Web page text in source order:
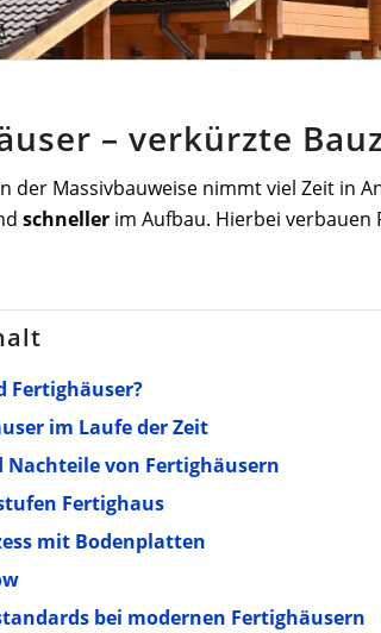
– verkürzte
der Massivbauweise nimmt viel Zeit in
schneller im Aufbau. Hierbei
Fertighäuser?
im Laufe der Zeit
Nachteile von Fertighäusern
Fertighaus
mit Bodenplatten
bei modernen Fertighäusern